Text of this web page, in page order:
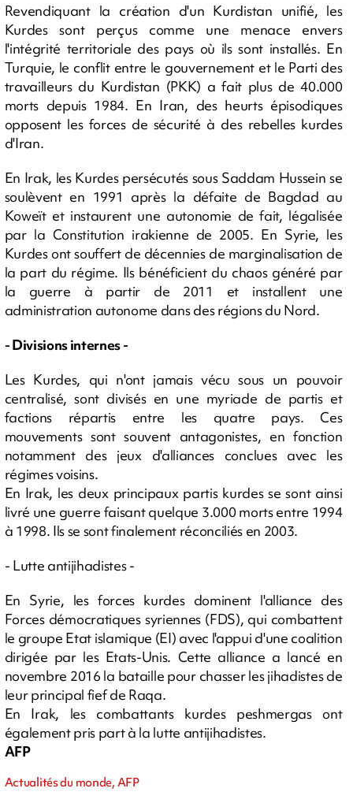
Revendiquant la création d'un Kurdistan unifié, les
Kurdes sont perçus comme une menace envers
l'intégrité territoriale des pays où ils sont installés. En
Turquie, le conflit entre le gouvernement et le Parti des
travailleurs du Kurdistan (PKK) a fait plus de 40.000
morts depuis 1984. En Iran, des heurts épisodiques
opposent les forces de sécurité à des rebelles kurdes
d'Iran.
En Irak, les Kurdes persécutés sous Saddam Hussein se
soulèvent en 1991 après la défaite de Bagdad au
Koweït et instaurent une autonomie de fait, légalisée
par la Constitution irakienne de 2005. En Syrie, les
Kurdes ont souffert de décennies de marginalisation de
la part du régime. Ils bénéficient du chaos généré par
la guerre à partir de 2011 et installent une
administration autonome dans des régions du Nord.
- Divisions internes -
Les Kurdes, qui n'ont jamais vécu sous un pouvoir
centralisé, sont divisés en une myriade de partis et
factions répartis entre les quatre pays. Ces
mouvements sont souvent antagonistes, en fonction
notamment des jeux d'alliances conclues avec les
régimes voisins.
En Irak, les deux principaux partis kurdes se sont ainsi
livré une guerre faisant quelque 3.000 morts entre 1994
à 1998. Ils se sont finalement réconciliés en 2003.
- Lutte antijihadistes -
En Syrie, les forces kurdes dominent l'alliance des
Forces démocratiques syriennes (FDS), qui combattent
le groupe Etat islamique (EI) avec l'appui d'une coalition
dirigée par les Etats-Unis. Cette alliance a lancé en
novembre 2016 la bataille pour chasser les jihadistes de
leur principal fief de Raqa.
En Irak, les combattants kurdes peshmergas ont
également pris part à la lutte antijihadistes.
AFP
Actualités du monde, AFP